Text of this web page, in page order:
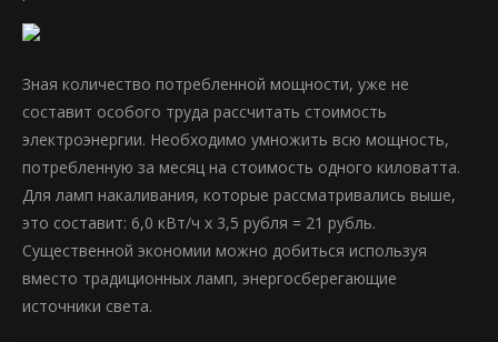
Зная количество потребленной мощности, уже не
составит особого труда рассчитать стоимость
электроэнергии. Необходимо умножить всю мощность,
потребленную за месяц на стоимость одного киловатта.
Для ламп накаливания, которые рассматривались выше,
это составит: 6,0 кВт/ч х 3,5 рубля = 21 рубль.
Существенной экономии можно добиться используя
вместо традиционных ламп, энергосберегающие
источники света.